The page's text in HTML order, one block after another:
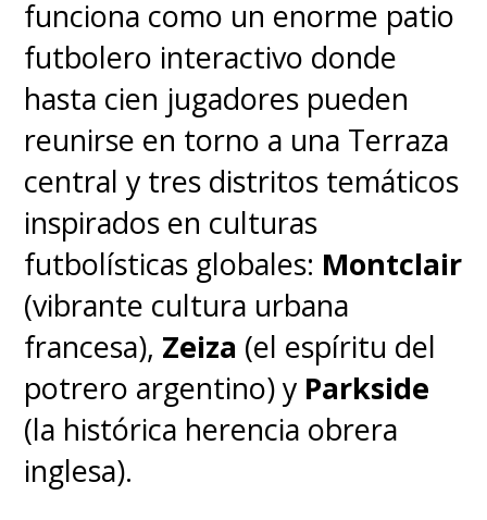
Marvel's Wolverinetiene
previsto su lanzamiento
exclusivo paraPlayStation 5
próximo 15 de septiembre de
2026 , convirtiéndose en una de
las principales apuestas de Sony
para el catálogo de ese año.
funciona como un enorme patio
futbolero interactivo donde
hasta cien jugadores pueden
reunirse en torno a una Terraza
central y tres distritos temáticos
inspirados en culturas
futbolísticas globales: Montclair
(vibrante cultura urbana
francesa), Zeiza (el espíritu del
potrero argentino) y Parkside
(la histórica herencia obrera
inglesa).